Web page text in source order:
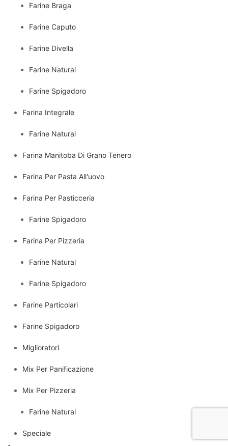
Farine Braga
Farine Caputo
Farine Divella
Farine Natural
Farine Spigadoro
Farina Integrale
Farine Natural
Farina Manitoba Di Grano Tenero
Farina Per Pasta All'uovo
Farina Per Pasticceria
Farine Spigadoro
Farina Per Pizzeria
Farine Natural
Farine Spigadoro
Farine Particolari
Farine Spigadoro
Miglioratori
Mix Per Panificazione
Mix Per Pizzeria
Farine Natural
Speciale